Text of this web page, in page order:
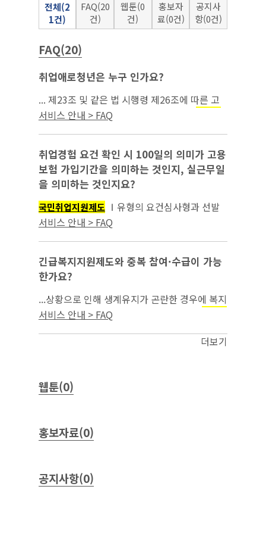
전체(2
1건)
FAQ(20
건)
웹툰(0
건)
홍보자
료(0건)
공지사
항(0건)
FAQ(20)
취업애로청년은 누구 인가요?
... 제23조 및 같은 법 시행령 제26조에 따른 고
에 참여*하고 최초**로 취업한 청년
법 ...
서비스 안내 > FAQ
취업경험 요건 확인 시 100일의 의미가 고용
보험 가입기간을 의미하는 것인지, 실근무일
을 의미하는 것인지요?
국민취업지원제도Ⅰ유형의 요건심사형과 선발
형 비경활의 자격 판단의 기준이 되는 취업경험
요건의 고용보험 ...
서비스 안내 > FAQ
긴급복지지원제도와 중복 참여·수급이 가능
한가요?
...상황으로 인해 생계유지가 곤란한 경우에 복지
서비스를 신속하게 지원하는 제도입니다.
와 목적·취지가 다르므로 중복 수급
서비스 안내 > FAQ
더보기
웹툰(0)
홍보자료(0)
공지사항(0)